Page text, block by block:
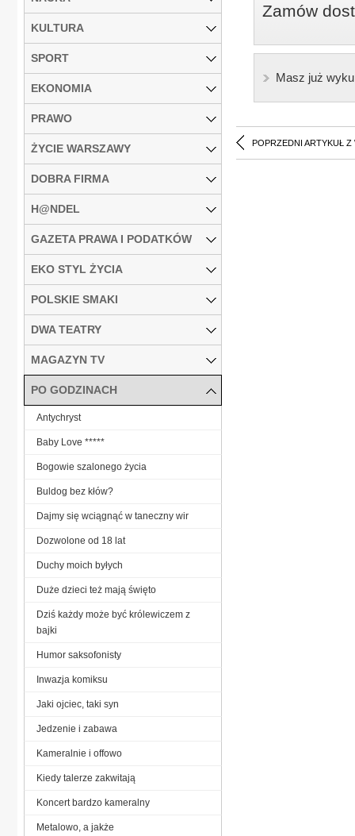
Zamów
Masz już
POPRZEDNI ARTYKUŁ Z
KULTURA
SPORT
EKONOMIA
PRAWO
ŻYCIE WARSZAWY
DOBRA FIRMA
H@NDEL
GAZETA PRAWA I PODATKÓW
EKO STYL ŻYCIA
POLSKIE SMAKI
DWA TEATRY
MAGAZYN TV
PO GODZINACH
Antychryst
Baby Love *****
Bogowie szalonego życia
Buldog bez kłów?
Dajmy się wciągnąć w taneczny wir
Dozwolone od 18 lat
Duchy moich byłych
Duże dzieci też mają święto
Dziś każdy może być królewiczem z
bajki
Humor saksofonisty
Inwazja komiksu
Jaki ojciec, taki syn
Jedzenie i zabawa
Kameralnie i offowo
Kiedy talerze zakwitają
Koncert bardzo kameralny
Metalowo, a jakże